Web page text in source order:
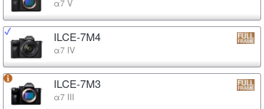
α7 V
ILCE-7M4
α7 IV
ILCE-7M3
α7 III